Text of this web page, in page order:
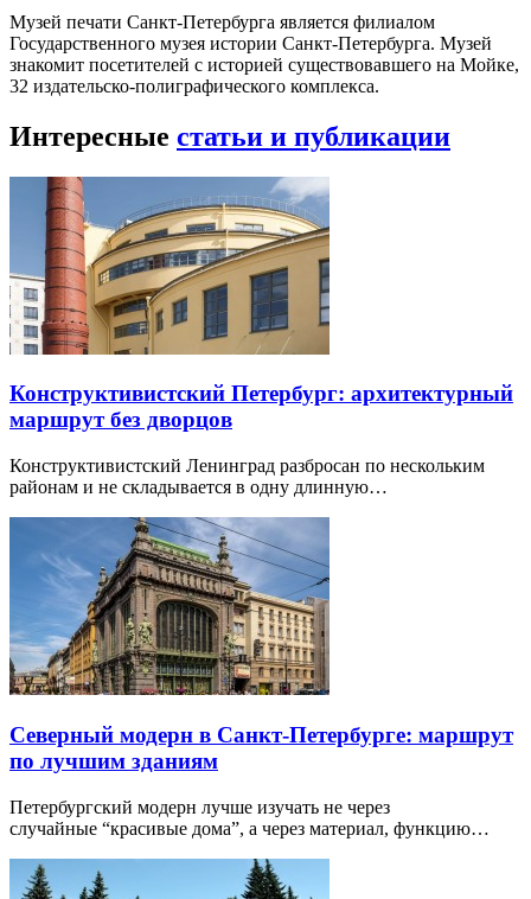
Музей печати Санкт-Петербурга является филиалом
Государственного музея истории Санкт-Петербурга. Музей
знакомит посетителей с историей существовавшего на Мойке,
32 издательско-полиграфического комплекса.
Интересные статьи и публикации
Конструктивистский Петербург: архитектурный
маршрут без дворцов
Конструктивистский Ленинград разбросан по нескольким
районам и не складывается в одну длинную…
Северный модерн в Санкт-Петербурге: маршрут
по лучшим зданиям
Петербургский модерн лучше изучать не через
случайные “красивые дома”, а через материал, функцию…